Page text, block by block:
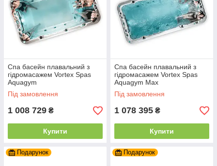
Спа басейн плавальний з
гідромасажем Vortex Spas
Aquagym
Під замовлення
1 008 729 ₴
Купити
Спа басейн плавальний з
гідромасажем Vortex Spas
Aquagym Max
Під замовлення
1 078 395 ₴
Купити
Подарунок Подарунок